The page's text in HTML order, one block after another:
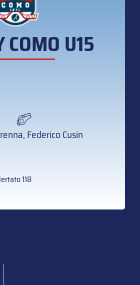
COMO U15
Federico Cusin
118